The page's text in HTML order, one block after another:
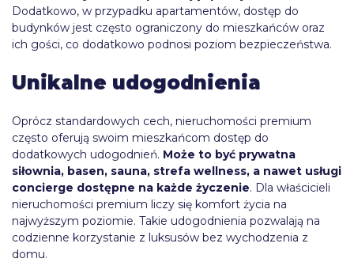
Dodatkowo, w przypadku apartamentów, dostęp do
budynków jest często ograniczony do mieszkańców oraz
ich gości, co dodatkowo podnosi poziom bezpieczeństwa.
Unikalne udogodnienia
Oprócz standardowych cech, nieruchomości premium
często oferują swoim mieszkańcom dostęp do
dodatkowych udogodnień. Może to być prywatna
siłownia, basen, sauna, strefa wellness, a nawet usługi
concierge dostępne na każde życzenie. Dla właścicieli
nieruchomości premium liczy się komfort życia na
najwyższym poziomie. Takie udogodnienia pozwalają na
codzienne korzystanie z luksusów bez wychodzenia z
domu.